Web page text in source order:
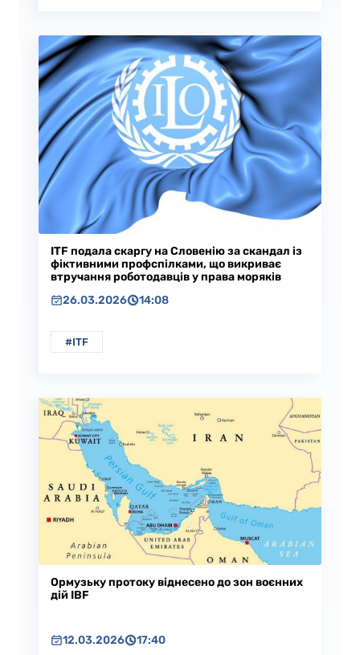
ITF подала скаргу на Словенію за скандал із
фіктивними профспілками, що викриває
втручання роботодавців у права моряків
26.03.2026
14:08
#ITF
Ормузьку протоку віднесено до зон воєнних
дій IBF
12.03.2026 17:40